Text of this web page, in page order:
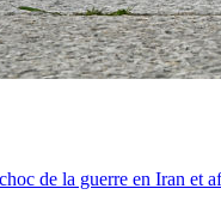
de la guerre en Iran et